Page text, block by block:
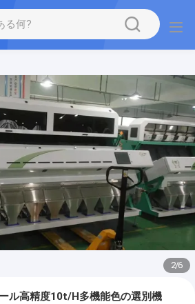
2/6
ル高精度10t/H多機能色の選別機